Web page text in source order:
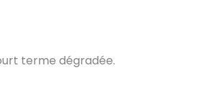
terme dégradée.